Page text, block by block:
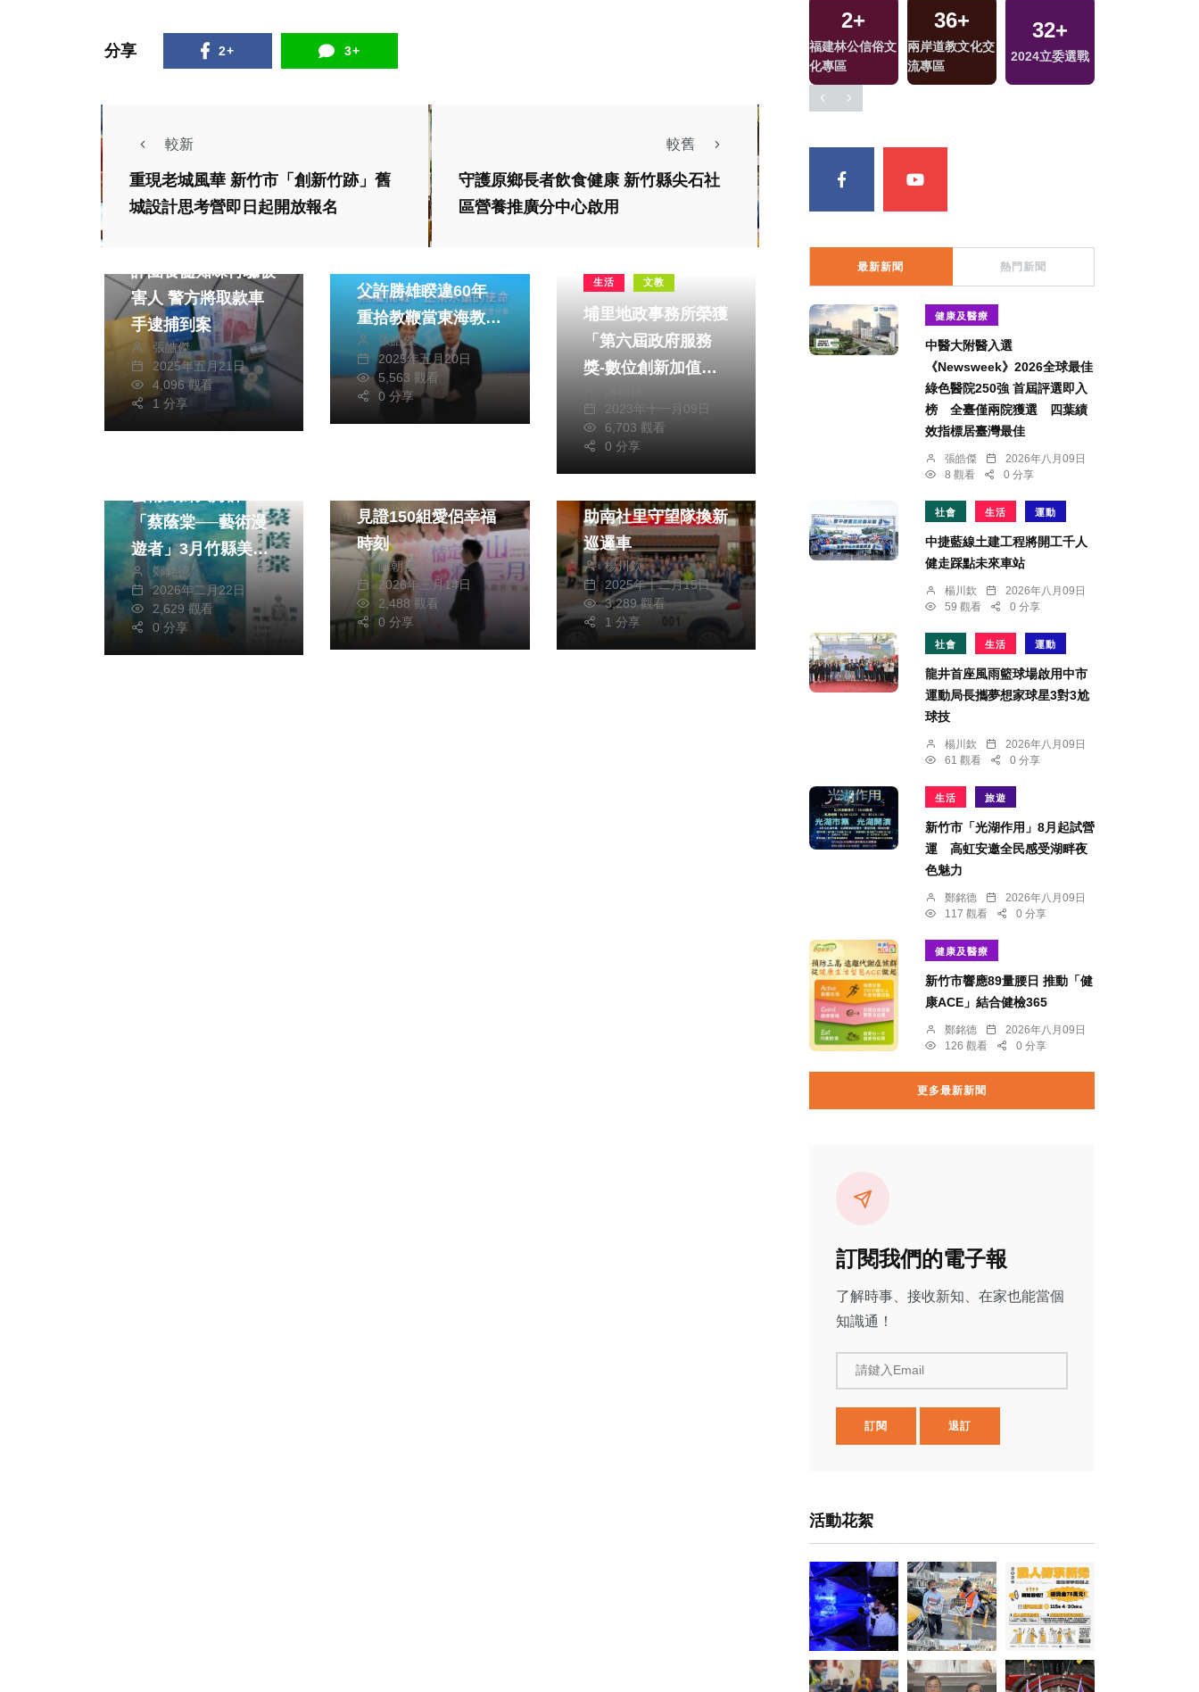
分享 2+ 3+
較新
重現老城風華 新竹市「創新竹跡」舊
城設計思考營即日起開放報名
較舊
守護原鄉長者飲食健康 新竹縣尖石社
區營養推廣分中心啟用
詐團食髓知味再騙被
害人 警方將取款車
手逮捕到案
張皓傑
2025年五月21日
4,096 觀看
1 分享
父許勝雄睽違60年
重拾教鞭當東海教授
與黃仁勳為鄰落腳北
士科 學生讚譽「最
有遠見的老師」
張皓傑
2025年五月20日
5,563 觀看
0 分享
生活 文教
埔里地政事務所榮獲
「第六屆政府服務
獎-數位創新加值獎
2023年十一月09日
6,703 觀看
0 分享
「蔡蔭棠──藝術漫
遊者」3月竹縣美術
館全館展出
鄭銘德
2026年二月22日
2,629 觀看
0 分享
見證150組愛侶幸福
時刻
陳朝枝
2026年三月14日
2,488 觀看
0 分享
助南社里守望隊換新
巡邏車
楊川欽
2025年十二月15日
3,289 觀看
1 分享
司法放大鏡
245+
藝文
2+
福建林公信俗文
化專區
36+
兩岸道教文化交
流專區
32+
2024立委選戰
最新新聞 熱門新聞
健康及醫療
中醫大附醫入選
《Newsweek》2026全球最佳
綠色醫院250強 首屆評選即入
榜 全臺僅兩院獲選 四葉績
效指標居臺灣最佳
張皓傑
2026年八月09日
8 觀看
0 分享
社會 生活 運動
中捷藍線土建工程將開工千人
健走踩點未來車站
楊川欽
2026年八月09日
59 觀看
0 分享
社會 生活 運動
龍井首座風雨籃球場啟用中市
運動局長攜夢想家球星3對3尬
球技
楊川欽
2026年八月09日
61 觀看
0 分享
生活 旅遊
新竹市「光湖作用」8月起試營
運 高虹安邀全民感受湖畔夜
色魅力
鄭銘德
2026年八月09日
117 觀看
0 分享
健康及醫療
新竹市響應89量腰日 推動「健
康ACE」結合健檢365
鄭銘德
2026年八月09日
126 觀看
0 分享
更多最新新聞
訂閱我們的電子報
了解時事、接收新知、在家也能當個
知識通！
請鍵入Email
訂閱 退訂
活動花絮